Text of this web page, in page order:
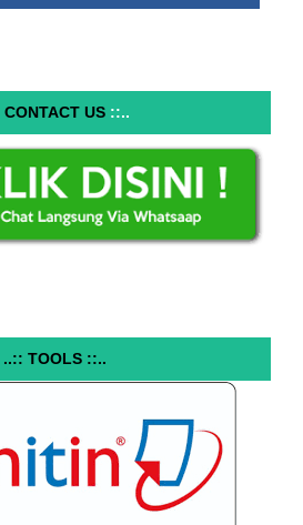
CONTACT US ::..
..:: TOOLS ::..